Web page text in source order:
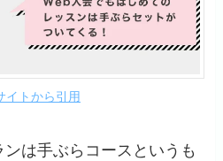
イトから引用
は手ぶらコースというも